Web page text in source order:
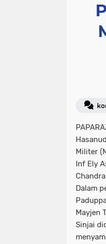
Militer
Inf Ely
Dalam
Mayjen
Sinjai